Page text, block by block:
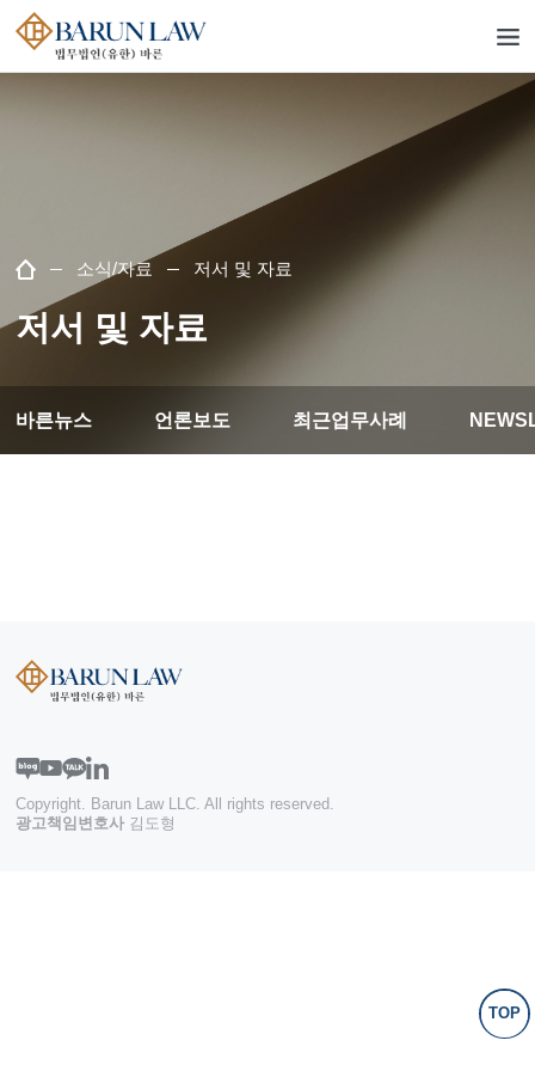
소식/자료 저서 및 자료
저서 및 자료
바른뉴스 언론보도 최근업무사례
TOP
Copyright. Barun Law LLC. All rights reserved.
광고책임변호사 김도형